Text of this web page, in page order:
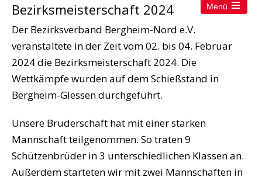
Menü
Open
menu
Bezirksmeisterschaft 2024
Der Bezirksverband Bergheim-Nord e.V.
veranstaltete in der Zeit vom 02. bis 04. Februar
2024 die Bezirksmeisterschaft 2024. Die
Wettkämpfe wurden auf dem Schießstand in
Bergheim-Glessen durchgeführt.
Unsere Bruderschaft hat mit einer starken
Mannschaft teilgenommen. So traten 9
Schützenbrüder in 3 unterschiedlichen Klassen an.
Außerdem starteten wir mit zwei Mannschaften in